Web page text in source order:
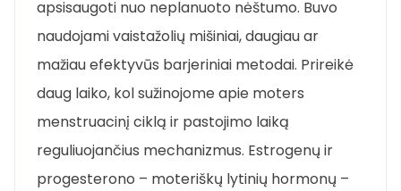
apsisaugoti nuo neplanuoto nėštumo. Buvo
naudojami vaistažolių mišiniai, daugiau ar
mažiau efektyvūs barjeriniai metodai. Prireikė
daug laiko, kol sužinojome apie moters
menstruacinį ciklą ir pastojimo laiką
reguliuojančius mechanizmus. Estrogenų ir
progesterono – moteriškų lytinių hormonų –